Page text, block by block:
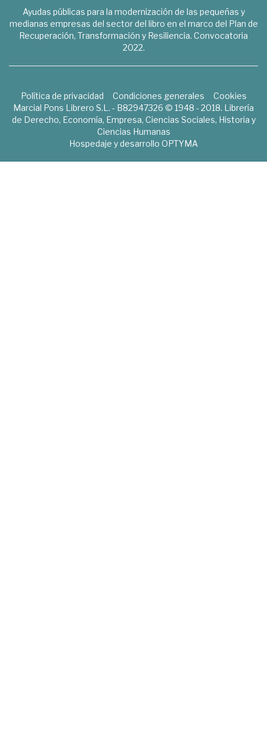
Ayudas públicas para la modernización de las pequeñas y
medianas empresas del sector del libro en el marco del Plan de
Recuperación, Transformación y Resiliencia. Convocatoria
2022.
Política de privacidad Condiciones generales
Cookies
Marcial Pons Librero S.L. - B82947326 © 1948 - 2018. Librería
de Derecho, Economía, Empresa, Ciencias Sociales, Historia y
Ciencias Humanas
Hospedaje y desarrollo OPTYMA